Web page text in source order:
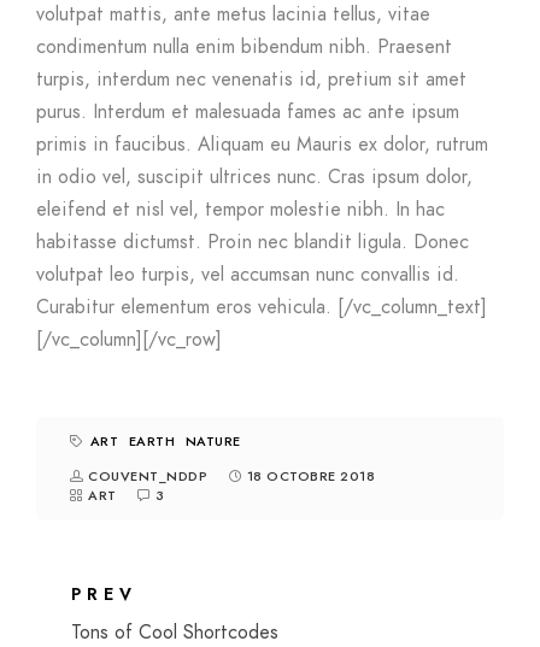
volutpat mattis, ante metus lacinia tellus, vitae
condimentum nulla enim bibendum nibh. Praesent
turpis, interdum nec venenatis id, pretium sit amet
purus. Interdum et malesuada fames ac ante ipsum
primis in faucibus. Aliquam eu Mauris ex dolor, rutrum
in odio vel, suscipit ultrices nunc. Cras ipsum dolor,
eleifend et nisl vel, tempor molestie nibh. In hac
habitasse dictumst. Proin nec blandit ligula. Donec
volutpat leo turpis, vel accumsan nunc convallis id.
Curabitur elementum eros vehicula. [/vc_column_text]
[/vc_column][/vc_row]
ART EARTH
NATURE
COUVENT_NDDP
18 OCTOBRE 2018
ART
3
PREV
Tons of Cool Shortcodes